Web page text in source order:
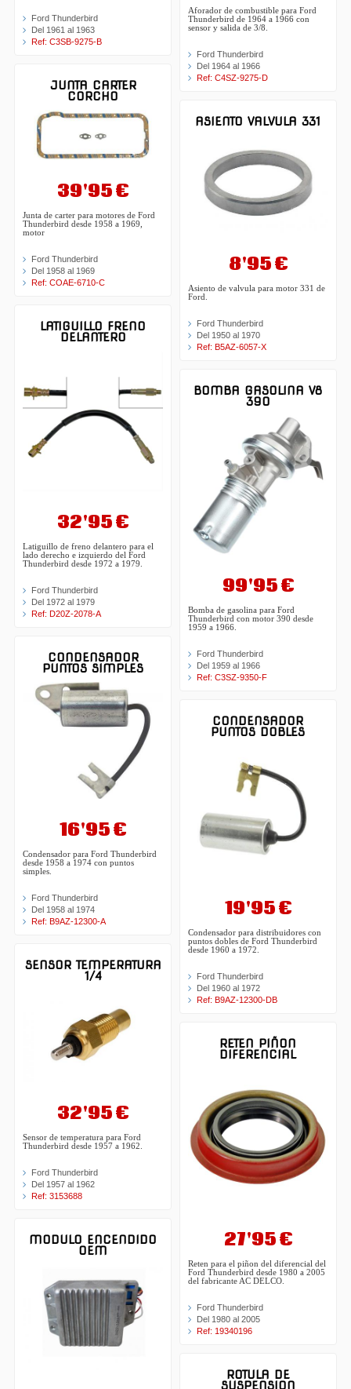
Ford Thunderbird
Del 1961 al 1963
Ref: C3SB-9275-B
JUNTA CARTER
CORCHO
39'95 €
Junta de carter para motores de Ford
Thunderbird desde 1958 a 1969,
motor
Ford Thunderbird
Del 1958 al 1969
Ref: COAE-6710-C
LATIGUILLO FRENO
DELANTERO
32'95 €
Latiguillo de freno delantero para el
lado derecho e izquierdo del Ford
Thunderbird desde 1972 a 1979.
Ford Thunderbird
Del 1972 al 1979
Ref: D20Z-2078-A
CONDENSADOR
PUNTOS SIMPLES
16'95 €
Condensador para Ford Thunderbird
desde 1958 a 1974 con puntos
simples.
Ford Thunderbird
Del 1958 al 1974
Ref: B9AZ-12300-A
SENSOR TEMPERATURA
1/4
32'95 €
Sensor de temperatura para Ford
Thunderbird desde 1957 a 1962.
Ford Thunderbird
Del 1957 al 1962
Ref: 3153688
MODULO ENCENDIDO
OEM
Aforador de combustible para Ford
Thunderbird de 1964 a 1966 con
sensor y salida de 3/8.
Ford Thunderbird
Del 1964 al 1966
Ref: C4SZ-9275-D
ASIENTO VALVULA 331
8'95 €
Asiento de valvula para motor 331 de
Ford.
Ford Thunderbird
Del 1950 al 1970
Ref: B5AZ-6057-X
BOMBA GASOLINA V8
390
99'95 €
Bomba de gasolina para Ford
Thunderbird con motor 390 desde
1959 a 1966.
Ford Thunderbird
Del 1959 al 1966
Ref: C3SZ-9350-F
CONDENSADOR
PUNTOS DOBLES
19'95 €
Condensador para distribuidores con
puntos dobles de Ford Thunderbird
desde 1960 a 1972.
Ford Thunderbird
Del 1960 al 1972
Ref: B9AZ-12300-DB
RETEN PIÑON
DIFERENCIAL
27'95 €
Reten para el piñon del diferencial del
Ford Thunderbird desde 1980 a 2005
del fabricante AC DELCO.
Ford Thunderbird
Del 1980 al 2005
Ref: 19340196
ROTULA DE
SUSPENSION